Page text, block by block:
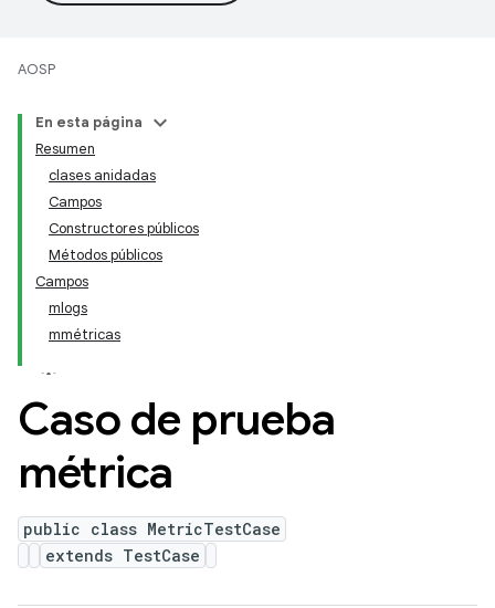
AOSP
En esta página
Resumen
clases anidadas
Campos
Constructores públicos
Métodos públicos
Campos
mlogs
mmétricas
Caso de prueba
métrica
public class MetricTestCase
extends TestCase